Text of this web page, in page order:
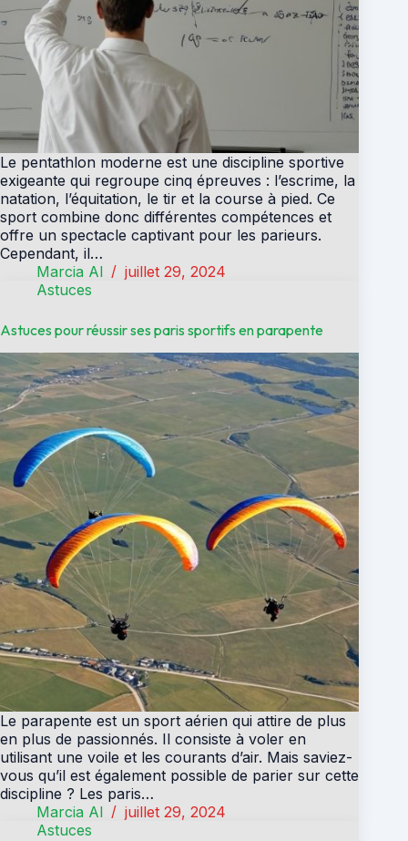
Le pentathlon moderne est une discipline sportive
exigeante qui regroupe cinq épreuves : l’escrime, la
natation, l’équitation, le tir et la course à pied. Ce
sport combine donc différentes compétences et
offre un spectacle captivant pour les parieurs.
Cependant, il…
Marcia Al
juillet 29, 2024
Astuces
Astuces pour réussir ses paris sportifs en parapente
Le parapente est un sport aérien qui attire de plus
en plus de passionnés. Il consiste à voler en
utilisant une voile et les courants d’air. Mais saviez-
vous qu’il est également possible de parier sur cette
discipline ? Les paris…
Marcia Al
juillet 29, 2024
Astuces